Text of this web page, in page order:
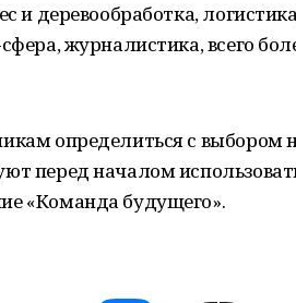
и деревообработка,
журналистика, всего
определиться с выбором
перед началом
«Команда будущего».